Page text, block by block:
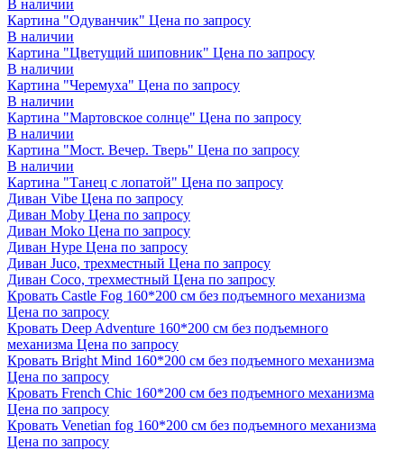
В наличии
Картина "Одуванчик" Цена по запросу
В наличии
Картина "Цветущий шиповник" Цена по запросу
В наличии
Картина "Черемуха" Цена по запросу
В наличии
Картина "Мартовское солнце" Цена по запросу
В наличии
Картина "Мост. Вечер. Тверь" Цена по запросу
В наличии
Картина "Танец с лопатой" Цена по запросу
Диван Vibe Цена по запросу
Диван Moby Цена по запросу
Диван Moko Цена по запросу
Диван Hype Цена по запросу
Диван Juco, трехместный Цена по запросу
Диван Coco, трехместный Цена по запросу
Кровать Castle Fog 160*200 см без подъемного механизма
Цена по запросу
Кровать Deep Adventure 160*200 см без подъемного
механизма Цена по запросу
Кровать Bright Mind 160*200 см без подъемного механизма
Цена по запросу
Кровать French Chic 160*200 см без подъемного механизма
Цена по запросу
Кровать Venetian fog 160*200 см без подъемного механизма
Цена по запросу